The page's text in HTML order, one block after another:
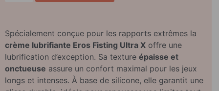
Spécialement conçue pour les rapports extrêmes la
crème lubrifiante Eros Fisting Ultra X offre une
lubrification d’exception. Sa texture épaisse et
onctueuse assure un confort maximal pour les jeux
longs et intenses. À base de silicone, elle garantit une